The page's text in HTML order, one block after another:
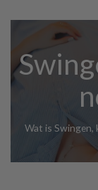
(Drogist)
(Lingerie &
(Merken)
Wat is Swingen,